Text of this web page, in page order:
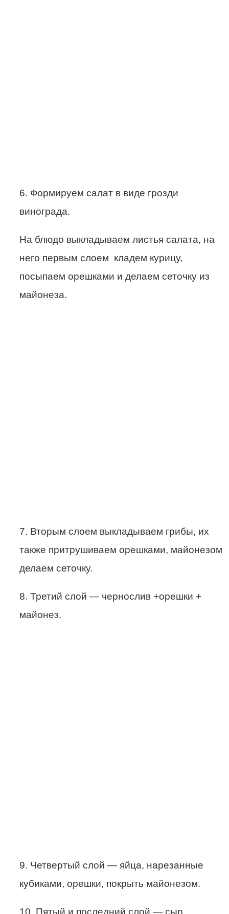
6. Формируем салат в виде грозди
винограда.
На блюдо выкладываем листья салата, на
него первым слоем кладем курицу,
посыпаем орешками и делаем сеточку из
майонеза.
7. Вторым слоем выкладываем грибы, их
также притрушиваем орешками, майонезом
делаем сеточку.
8. Третий слой — чернослив +орешки +
майонез.
9. Четвертый слой — яйца, нарезанные
кубиками, орешки, покрыть майонезом.
10. Пятый и последний слой — сыр,